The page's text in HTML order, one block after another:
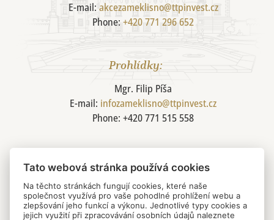
E-mail: akcezameklisno@ttpinvest.cz
Phone:+420 771 296 652
Prohlídky:
Mgr. Filip Píša
E-mail: infozameklisno@ttpinvest.cz
Phone: +420 771 515 558
Správce:
TTP invest, a.s.
Thunovská 183/18,
Tato webová stránka používá cookies
Na těchto stránkách fungují cookies, které naše
společnost využívá pro vaše pohodlné prohlížení webu a
zlepšování jeho funkcí a výkonu. Jednotlivé typy cookies a
jejich využití při zpracovávání osobních údajů naleznete